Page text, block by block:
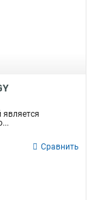
является
Сравнить